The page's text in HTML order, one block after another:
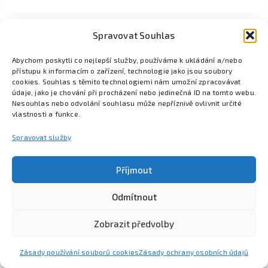
Spravovat Souhlas
Abychom poskytli co nejlepší služby, používáme k ukládání a/nebo
přístupu k informacím o zařízení, technologie jako jsou soubory
cookies. Souhlas s těmito technologiemi nám umožní zpracovávat
údaje, jako je chování při procházení nebo jedinečná ID na tomto webu.
Nesouhlas nebo odvolání souhlasu může nepříznivě ovlivnit určité
vlastnosti a funkce.
Spravovat služby
Příjmout
Odmítnout
Zobrazit předvolby
Zásady používání souborů cookiesZásady ochrany osobních údajů
Volná místa Pro studenty